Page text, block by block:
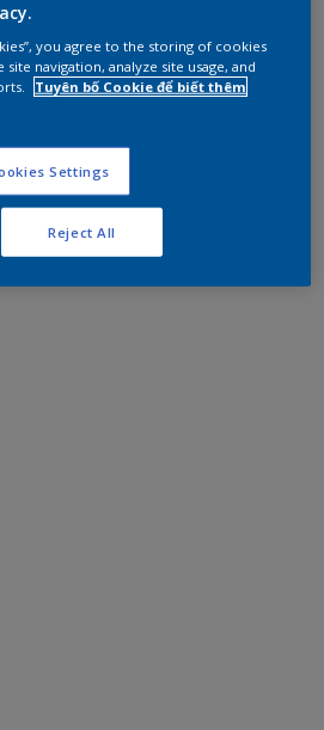
you agree to the storing of cookies
navigation, analyze site usage, and
Tuyên bố Cookie để biết thêm
Settings
Reject All